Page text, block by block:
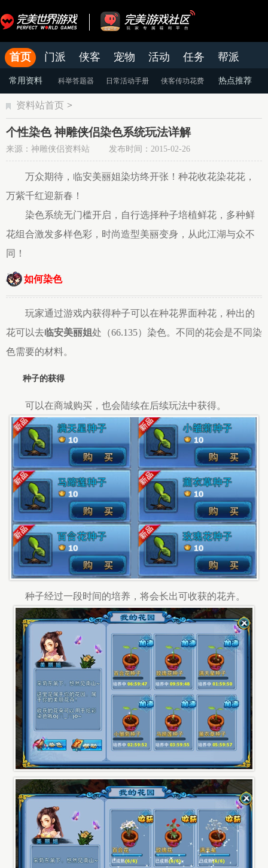
首页 门派 侠客 宠物 活动 任务
帮派
官网
论坛 老虎游戏APP
常用资料 科举答题器 日常活动手册 侠客传功花费 热点推荐
颜色蜕变 天命系统
资料站首页 >
个性染色 神雕侠侣染色系统玩法详解
来源：神雕侠侣资料站 发布时间：2015-02-26
万众期待，临安美丽姐染坊终开张！种花收花染花花，
万紫千红迎新春！
染色系统无门槛开启，自行选择种子培植鲜花，多种鲜
花组合激发多样色彩，时尚造型美丽变身，从此江湖与众不
同！
如何染色
玩家通过游戏内获得种子可以在种花界面种花，种出的
花可以去临安美丽姐处（66.135）染色。不同的花会是不同染
色需要的材料。
种子的获得
可以在商城购买，也会陆续在后续玩法中获得。
种子经过一段时间的培养，将会长出可收获的花卉。